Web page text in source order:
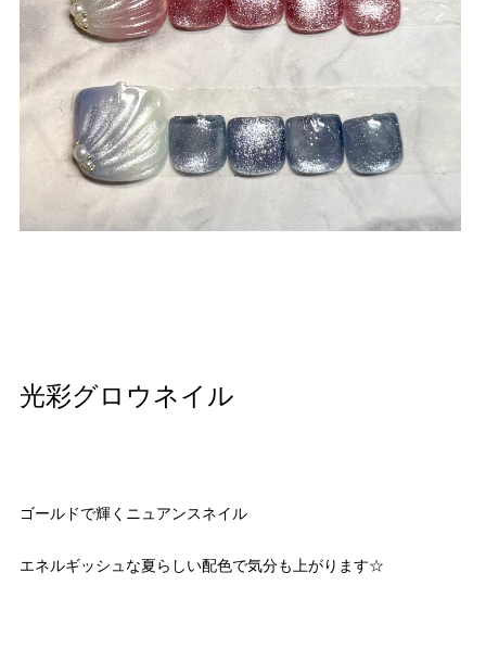
光彩グロウネイル
ゴールドで輝くニュアンスネイル
エネルギッシュな夏らしい配色で気分も上がります☆